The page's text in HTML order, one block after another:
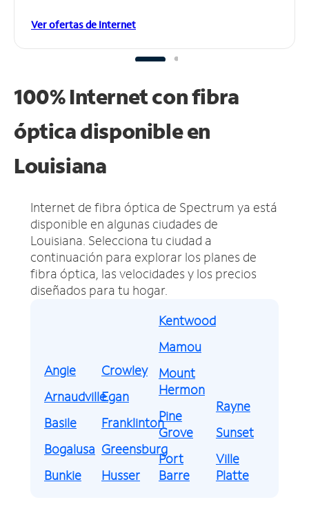
Ver ofertas de Internet
100% Internet con fibra
óptica disponible en
Louisiana
Internet de fibra óptica de Spectrum ya está
disponible en algunas ciudades de
Louisiana. Selecciona tu ciudad a
continuación para explorar los planes de
fibra óptica, las velocidades y los precios
diseñados para tu hogar.
Angie
Arnaudville
Basile
Bogalusa
Bunkie
Crowley
Egan
Franklinton
Greensburg
Husser
Kentwood
Mamou
Mount
Hermon
Pine
Grove
Port
Barre
Rayne
Sunset
Ville
Platte